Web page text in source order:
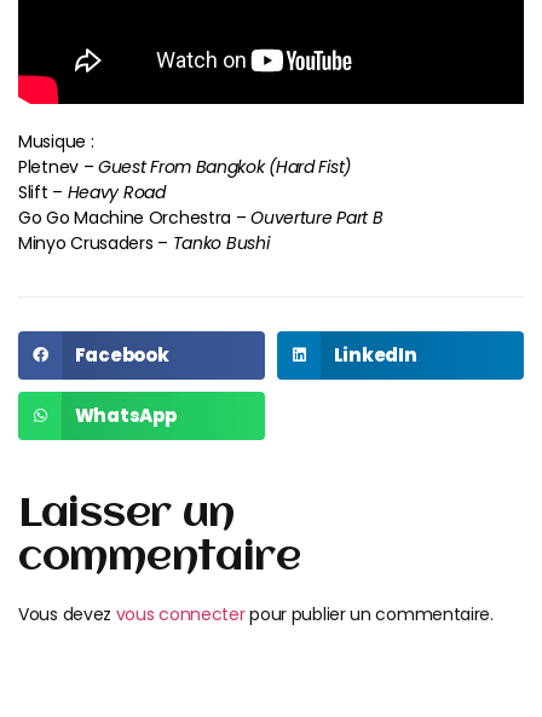
Musique :
Pletnev – Guest From Bangkok (Hard Fist)
Slift – Heavy Road
Go Go Machine Orchestra –Ouverture Part B
Minyo Crusaders – Tanko Bushi
Facebook LinkedIn
WhatsApp
Laisser un
commentaire
Vous devez vous connecterpour publier un commentaire.